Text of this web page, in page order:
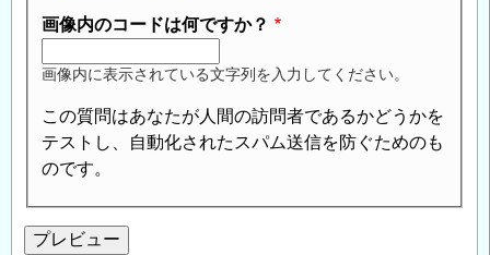
画像内のコードは何ですか？
画像内に表示されている文字列を入力してください。
この質問はあなたが人間の訪問者であるかどうかを
テストし、自動化されたスパム送信を防ぐためのも
のです。